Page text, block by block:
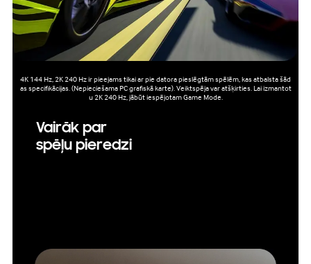
4K 144 Hz, 2K 240 Hz ir pieejams tikai ar pie datora pieslēgtām spēlēm, kas atbalsta šād
as specifikācijas. (Nepieciešama PC grafiskā karte). Veiktspēja var atšķirties. Lai izmantot
u 2K 240 Hz, jābūt iespējotam Game Mode.
Vairāk par
spēļu pieredzi